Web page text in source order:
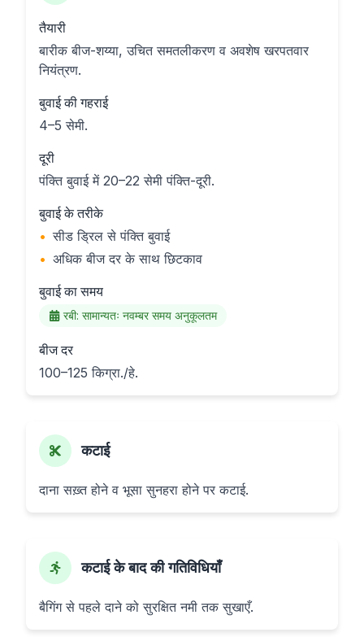
तैयारी
बारीक बीज-शय्या, उचित समतलीकरण व अवशेष खरपतवार
नियंत्रण.
बुवाई की गहराई
4–5 सेमी.
दूरी
पंक्ति बुवाई में 20–22 सेमी पंक्ति-दूरी.
बुवाई के तरीके
• सीड ड्रिल से पंक्ति बुवाई
• अधिक बीज दर के साथ छिटकाव
बुवाई का समय
रबी: सामान्यतः नवम्बर समय अनुकूलतम
बीज दर
100–125 किग्रा./हे.
कटाई
दाना सख़्त होने व भूसा सुनहरा होने पर कटाई.
कटाई के बाद की गतिविधियाँ
बैगिंग से पहले दाने को सुरक्षित नमी तक सुखाएँ.